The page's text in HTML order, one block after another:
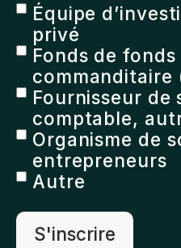
Équipe
privé
Fonds de fonds
commanditaire
Fournisseur de
comptable,
Organisme de
entrepreneurs
Autre